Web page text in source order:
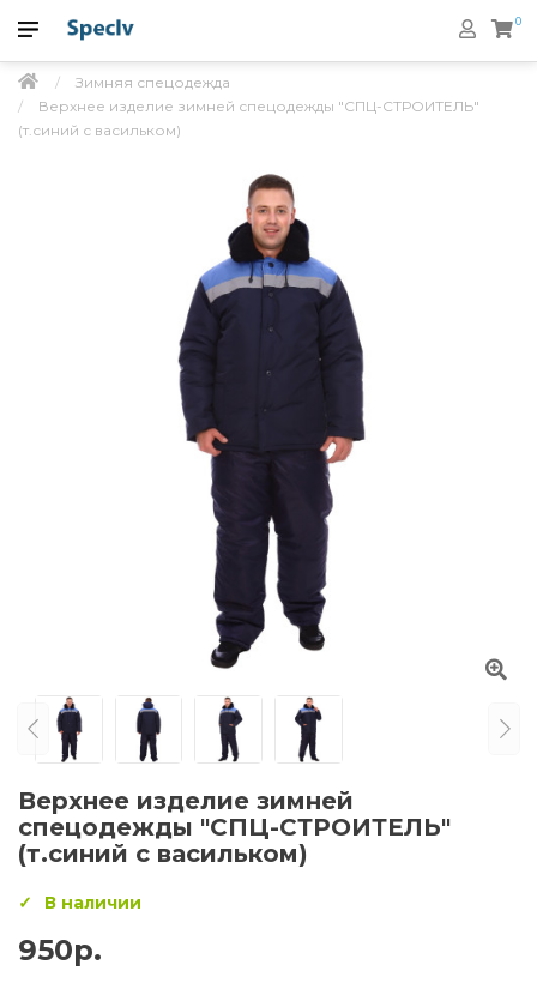
0
Зимняя спецодежда
Верхнее изделие зимней спецодежды "СПЦ-СТРОИТЕЛЬ"
(т.синий с васильком)
Верхнее изделие зимней
спецодежды "СПЦ-СТРОИТЕЛЬ"
(т.синий с васильком)
В наличии
950р.